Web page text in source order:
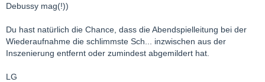
Debussy mag(!))
Du hast natürlich die Chance, dass die Abendspielleitung bei der
Wiederaufnahme die schlimmste Sch... inzwischen aus der
Inszenierung entfernt oder zumindest abgemildert hat.
LG